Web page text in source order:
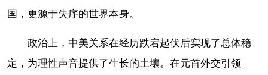
国，更源于失序的世界本身。
政治上，中美关系在经历跌宕起伏后实现了总体稳
定，为理性声音提供了生长的土壤。在元首外交引领